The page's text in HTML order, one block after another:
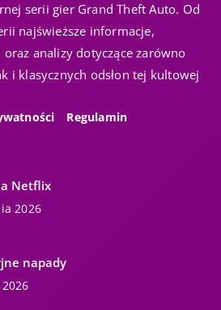
serii gier Grand Theft Auto. Od
najświeższe informacje,
analizy dotyczące zarówno
i klasycznych odsłon tej kultowej
Regulamin
Netflix
2026
napady